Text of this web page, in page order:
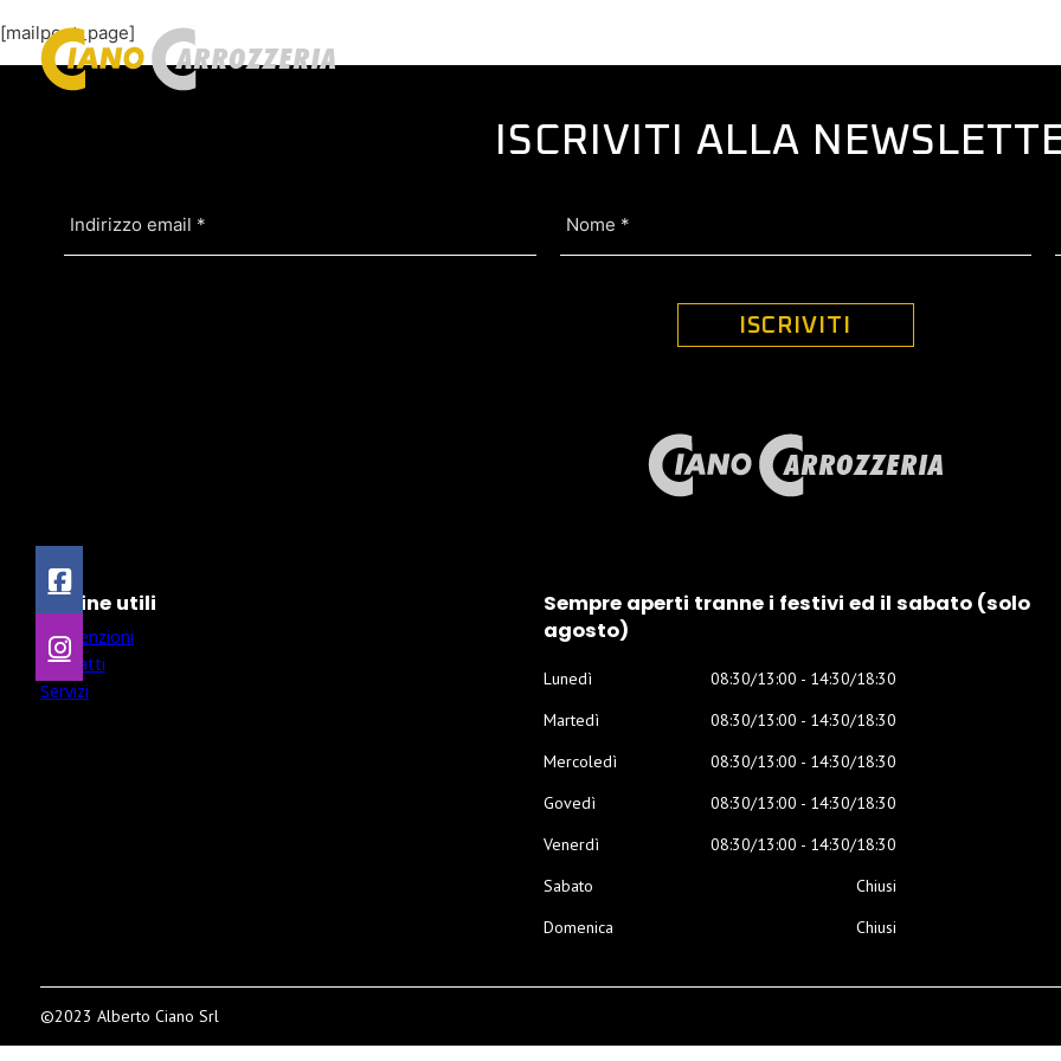
[mailpoet_page]
ISCRIVITI ALLA
Pagine utili
Convenzioni
Contatti
Servizi
Sempre aperti tranne i festivi ed il sabato (solo
agosto)
Lunedì
08:30/13:00 - 14:30/18:30
Martedì
08:30/13:00 - 14:30/18:30
Mercoledì
08:30/13:00 - 14:30/18:30
Govedì
08:30/13:00 - 14:30/18:30
Venerdì
08:30/13:00 - 14:30/18:30
Sabato
Chiusi
Domenica
Chiusi
©2023 Alberto Ciano Srl